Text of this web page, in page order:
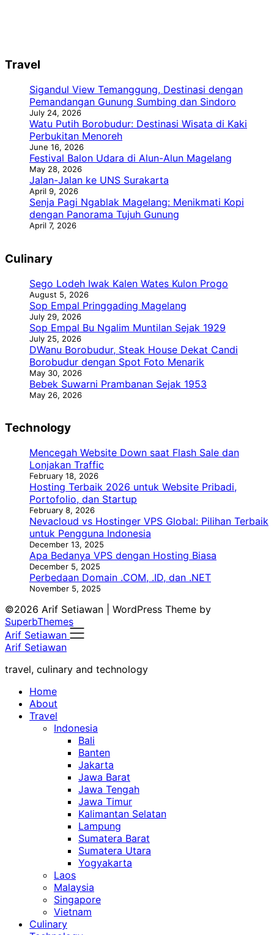
Travel
Sigandul View Temanggung, Destinasi dengan
Pemandangan Gunung Sumbing dan Sindoro
July 24, 2026
Watu Putih Borobudur: Destinasi Wisata di Kaki
Perbukitan Menoreh
June 16, 2026
Festival Balon Udara di Alun-Alun Magelang
May 28, 2026
Jalan-Jalan ke UNS Surakarta
April 9, 2026
Senja Pagi Ngablak Magelang: Menikmati Kopi
dengan Panorama Tujuh Gunung
April 7, 2026
Culinary
Sego Lodeh Iwak Kalen Wates Kulon Progo
August 5, 2026
Sop Empal Pringgading Magelang
July 29, 2026
Sop Empal Bu Ngalim Muntilan Sejak 1929
July 25, 2026
DWanu Borobudur, Steak House Dekat Candi
Borobudur dengan Spot Foto Menarik
May 30, 2026
Bebek Suwarni Prambanan Sejak 1953
May 26, 2026
Technology
Mencegah Website Down saat Flash Sale dan
Lonjakan Traffic
February 18, 2026
Hosting Terbaik 2026 untuk Website Pribadi,
Portofolio, dan Startup
February 8, 2026
Nevacloud vs Hostinger VPS Global: Pilihan Terbaik
untuk Pengguna Indonesia
December 13, 2025
Apa Bedanya VPS dengan Hosting Biasa
December 5, 2025
Perbedaan Domain .COM, .ID, dan .NET
November 5, 2025
©2026 Arif Setiawan
| WordPress Theme by
SuperbThemes
Arif Setiawan
Arif Setiawan
travel, culinary and technology
Home
About
Travel
Indonesia
Bali
Banten
Jakarta
Jawa Barat
Jawa Tengah
Jawa Timur
Kalimantan Selatan
Lampung
Sumatera Barat
Sumatera Utara
Yogyakarta
Laos
Malaysia
Singapore
Vietnam
Culinary